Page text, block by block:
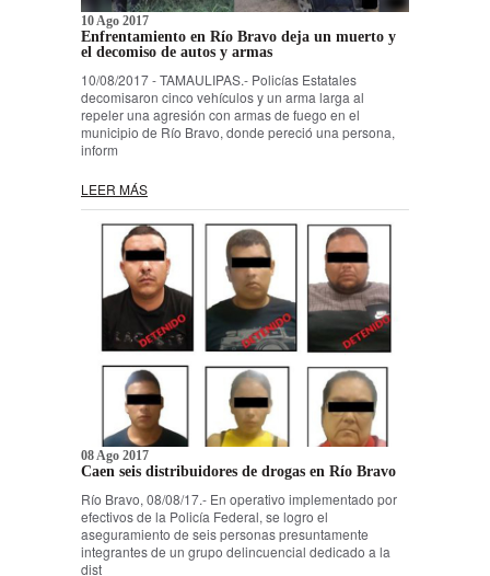
10 Ago 2017
Enfrentamiento en Río Bravo deja un muerto y
el decomiso de autos y armas
10/08/2017 - TAMAULIPAS.- Policías Estatales
decomisaron cinco vehículos y un arma larga al
repeler una agresión con armas de fuego en el
municipio de Río Bravo, donde pereció una persona,
inform
LEER MÁS
08 Ago 2017
Caen seis distribuidores de drogas en Río Bravo
Río Bravo, 08/08/17.- En operativo implementado por
efectivos de la Policía Federal, se logro el
aseguramiento de seis personas presuntamente
integrantes de un grupo delincuencial dedicado a la
dist